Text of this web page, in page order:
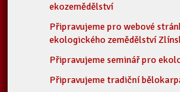
ekozemědělství
Připravujeme pro webové
ekologického zemědělství
Připravujeme seminář pro
Připravujeme tradiční